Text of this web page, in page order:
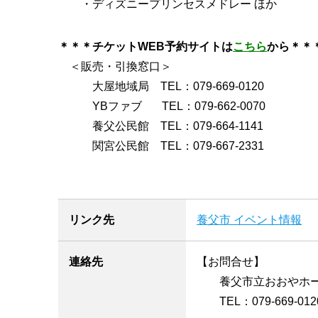
・ディズニープリンセスメドレー ほか
＊＊＊チケットWEB予約サイトはこちらから＊＊
＜販売・引換窓口＞
大屋地域局 TEL：079-669-0120
YBファブ TEL：079-662-0070
養父公民館 TEL：079-664-1141
関宮公民館 TEL：079-667-2331
リンク先 養父市 イベント情報
連絡先
【お問合せ】
養父市立おおやホ
TEL：079-669-